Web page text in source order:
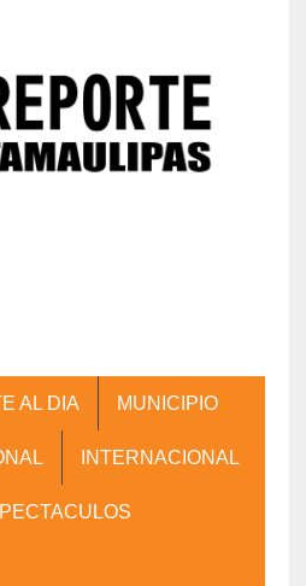
AL DIA MUNICIPIO
INTERNACIONAL